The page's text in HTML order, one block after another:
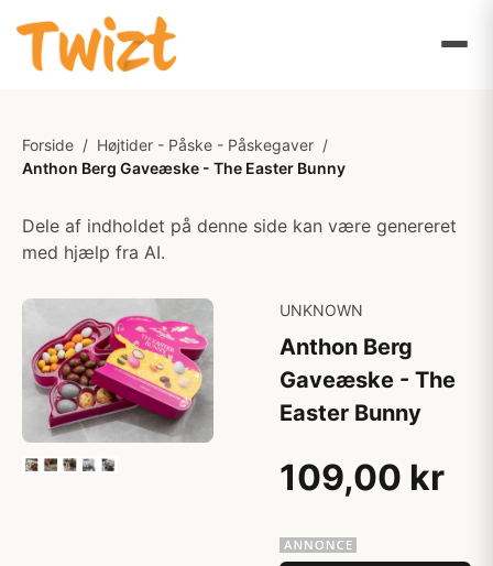
Forside / Højtider - Påske - Påskegaver /
Anthon Berg Gaveæske - The Easter Bunny
Dele af indholdet på denne side kan være genereret
med hjælp fra AI.
UNKNOWN
Anthon Berg
Gaveæske - The
Easter Bunny
109,00 kr